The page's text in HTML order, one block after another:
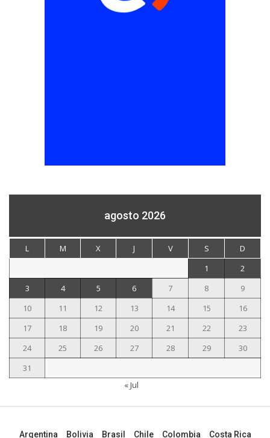
agosto 2026
L M X J V S
D
1
2
3
4 5 6 7 8
9
10
11 12 13 14 15
16
17
18 19 20 21 22
23
24
25 26 27 28 29
30
31
« Jul
Argentina Bolivia Brasil Chile Colombia Costa Rica